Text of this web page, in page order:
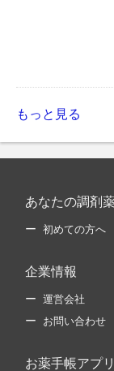
もっと見る
あなたの調剤
初めての方へ
企業情報
運営会社
お問い合わせ
お薬手帳アプリ